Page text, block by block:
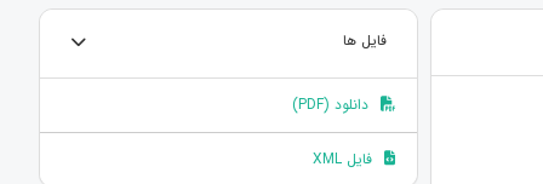
فایل ها
دانلود (PDF)
فایل XML